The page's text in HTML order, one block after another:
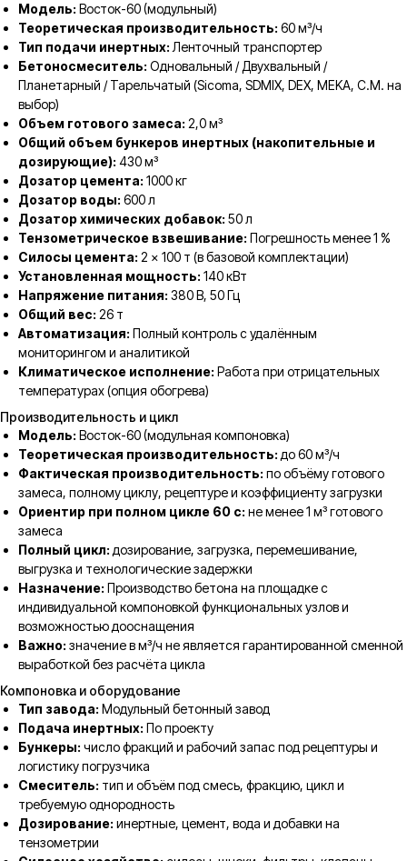
Модель: Восток-60 (модульный)
Теоретическая производительность: 60 м³/ч
Тип подачи инертных: Ленточный транспортер
Бетоносмеситель: Одновальный / Двухвальный /
Планетарный / Тарельчатый (Sicoma, SDMIX, DEX, MEKA, C.M. на
выбор)
Объем готового замеса: 2,0 м³
Общий объем бункеров инертных (накопительные и
дозирующие): 430 м³
Дозатор цемента: 1000 кг
Дозатор воды: 600 л
Дозатор химических добавок: 50 л
Тензометрическое взвешивание: Погрешность менее 1 %
Силосы цемента: 2 × 100 т (в базовой комплектации)
Установленная мощность: 140 кВт
Напряжение питания: 380 В, 50 Гц
Общий вес: 26 т
Автоматизация: Полный контроль с удалённым
мониторингом и аналитикой
Климатическое исполнение: Работа при отрицательных
температурах (опция обогрева)
Производительность и цикл
Модель: Восток-60 (модульная компоновка)
Теоретическая производительность: до 60 м³/ч
Фактическая производительность: по объёму готового
замеса, полному циклу, рецептуре и коэффициенту загрузки
Ориентир при полном цикле 60 с: не менее 1 м³ готового
замеса
Полный цикл: дозирование, загрузка, перемешивание,
выгрузка и технологические задержки
Назначение: Производство бетона на площадке с
индивидуальной компоновкой функциональных узлов и
возможностью дооснащения
Важно: значение в м³/ч не является гарантированной сменной
выработкой без расчёта цикла
Компоновка и оборудование
Тип завода: Модульный бетонный завод
Подача инертных: По проекту
Бункеры: число фракций и рабочий запас под рецептуры и
логистику погрузчика
Смеситель: тип и объём под смесь, фракцию, цикл и
требуемую однородность
Дозирование: инертные, цемент, вода и добавки на
тензометрии